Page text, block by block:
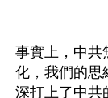
事實上，中共
化，我們的思
深打上了中共